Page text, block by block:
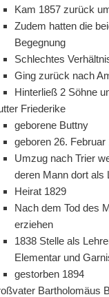
Kam 1857 zurück
Zudem hatten die
Begegnung
Schlechtes
Ging zurück nach
Hinterließ 2 Söhne
Friederike
geborene Buttny
geboren 26.
Umzug nach Trier
deren Mann dort als
Heirat 1829
Nach dem Tod des
erziehen
1838 Stelle als
Elementar und
gestorben 1894
Bartholomäus